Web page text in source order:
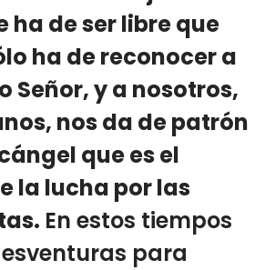
ha de ser libre que
ha de reconocer a
Señor, y a nosotros,
nos da de patrón
que es el
la lucha por las
En estos tiempos
para